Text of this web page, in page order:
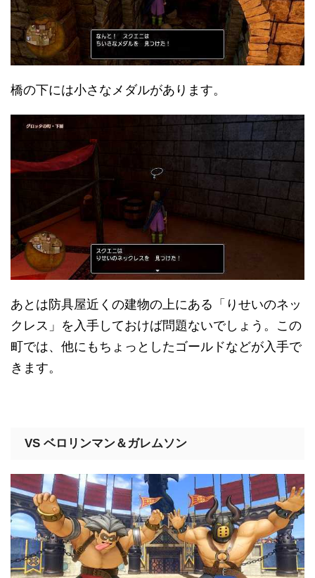
橋の下には小さなメダルがあります。
あとは防具屋近くの建物の上にある「りせいのネッ
クレス」を入手しておけば問題ないでしょう。この
町では、他にもちょっとしたゴールドなどが入手で
きます。
VS ベロリンマン＆ガレムソン